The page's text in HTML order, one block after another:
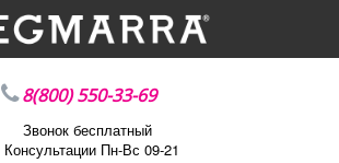
8(800) 550-33-69
Звонок бесплатный
Консультации Пн-Вс 09-21